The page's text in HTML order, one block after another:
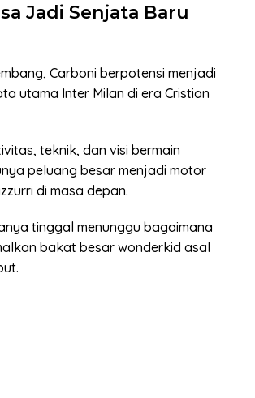
Jadi Senjata Baru
Carboni berpotensi menjadi
utama Inter Milan di era Cristian
teknik, dan visi bermain
peluang besar menjadi motor
di masa depan.
tinggal menunggu bagaimana
bakat besar wonderkid asal